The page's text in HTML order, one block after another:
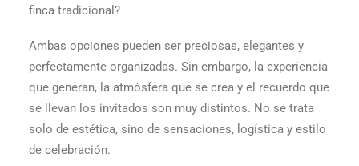
finca tradicional?
Ambas opciones pueden ser preciosas, elegantes y
perfectamente organizadas. Sin embargo, la experiencia
que generan, la atmósfera que se crea y el recuerdo que
se llevan los invitados son muy distintos. No se trata
solo de estética, sino de sensaciones, logística y estilo
de celebración.